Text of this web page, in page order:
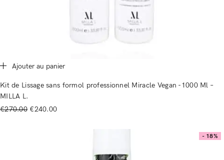
Ajouter au panier
Kit de Lissage sans formol professionnel Miracle Vegan -1000 Ml –
MILLA L.
€270.00 €240.00
- 18%